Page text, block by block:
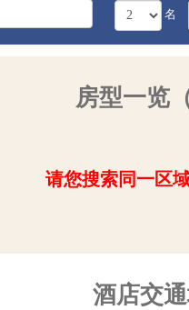
名
房型一览
请您搜索同一区
酒店交